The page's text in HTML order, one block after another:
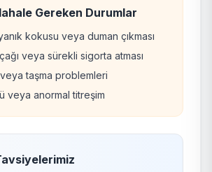
Gereken Durumlar
kokusu veya duman çıkması
veya sürekli sigorta atması
taşma problemleri
veya anormal titreşim